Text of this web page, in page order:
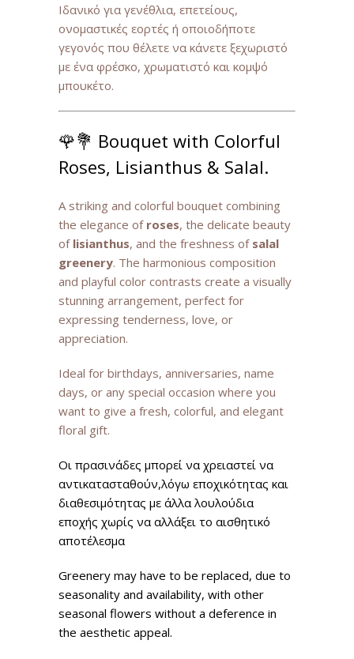
Ιδανικό για γενέθλια, επετείους,
ονομαστικές εορτές ή οποιοδήποτε
γεγονός που θέλετε να κάνετε ξεχωριστό
με ένα φρέσκο, χρωματιστό και κομψό
μπουκέτο.
🌹💐 Bouquet with Colorful
Roses, Lisianthus & Salal.
A striking and colorful bouquet combining
the elegance of roses, the delicate beauty
of lisianthus, and the freshness of salal
greenery. The harmonious composition
and playful color contrasts create a visually
stunning arrangement, perfect for
expressing tenderness, love, or
appreciation.
Ideal for birthdays, anniversaries, name
days, or any special occasion where you
want to give a fresh, colorful, and elegant
floral gift.
Οι πρασινάδες μπορεί να χρειαστεί να
αντικατασταθούν,λόγω εποχικότητας και
διαθεσιμότητας με άλλα λουλούδια
εποχής χωρίς να αλλάξει το αισθητικό
αποτέλεσμα
Greenery may have to be replaced, due to
seasonality and availability, with other
seasonal flowers without a deference in
the aesthetic appeal.